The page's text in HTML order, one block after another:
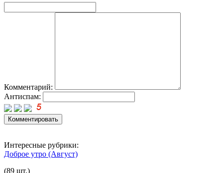
Комментарий:
Антиспам:
Интересные рубрики:
Доброе утро (Август)
(89 шт.)